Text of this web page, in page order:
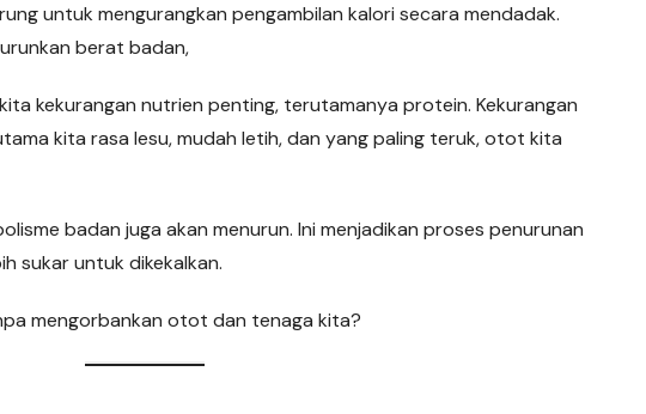
untuk mengurangkan pengambilan kalori secara mendadak.
berat badan,
kekurangan nutrien penting, terutamanya protein. Kekurangan
kita rasa lesu, mudah letih, dan yang paling teruk, otot kita
badan juga akan menurun. Ini menjadikan proses penurunan
sukar untuk dikekalkan.
mengorbankan otot dan tenaga kita?